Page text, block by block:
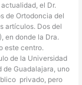
el Dr.
de Ortodoncia del
artículos. Dos del
en donde la Dra.
este centro.
de la Universidad
Guadalajara, uno
privado, pero